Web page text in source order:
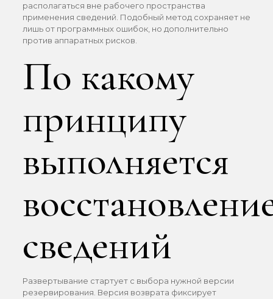
располагаться вне рабочего пространства
применения сведений. Подобный метод сохраняет не
лишь от программных ошибок, но дополнительно
против аппаратных рисков.
По какому
принципу
выполняется
сведений
Развертывание стартует с выбора нужной версии
резервирования. Версия возврата фиксирует